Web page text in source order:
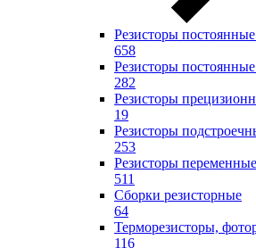
Резисторы
658
Резисторы
282
Резисторы
19
Резисторы
253
Резисторы переменные
511
Сборки резисторные
64
Терморезисторы,
116